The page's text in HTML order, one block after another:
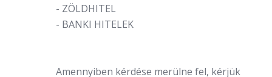
- ZÖLDHITEL
- BANKI HITELEK
Amennyiben kérdése merülne fel, kérjük